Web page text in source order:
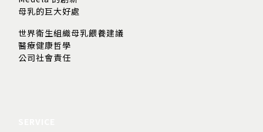
母乳的巨大好處
世界衛生組織母乳餵養建議
醫療健康哲學
公司社會責任